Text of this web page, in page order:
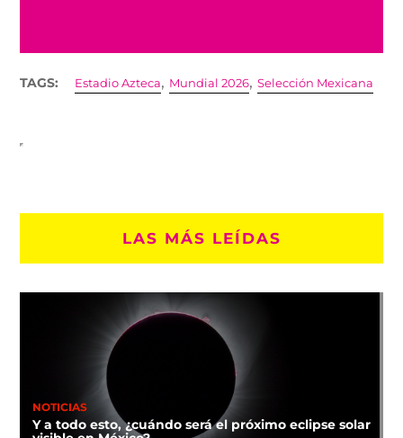
TAGS: Estadio Azteca, Mundial 2026,Selección Mexicana
LAS MÁS LEÍDAS
NOTICIAS
Y a todo esto, ¿cuándo será el próximo eclipse solar